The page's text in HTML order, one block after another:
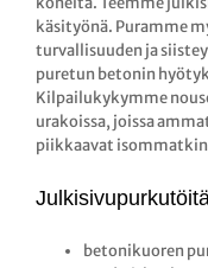
käsityönä. Puramme
turvallisuuden ja
puretun betonin
Kilpailukykymme
urakoissa, joissa
piikkaavat
betonikuoren